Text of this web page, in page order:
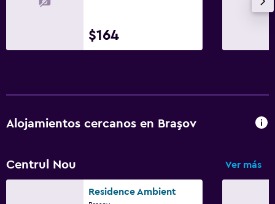
$164
Alojamientos cercanos en Braşov
Centrul Nou Ver más
Residence Ambient